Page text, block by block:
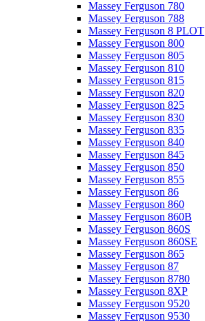
Massey Ferguson 780
Massey Ferguson 788
Massey Ferguson 8 PLOT
Massey Ferguson 800
Massey Ferguson 805
Massey Ferguson 810
Massey Ferguson 815
Massey Ferguson 820
Massey Ferguson 825
Massey Ferguson 830
Massey Ferguson 835
Massey Ferguson 840
Massey Ferguson 845
Massey Ferguson 850
Massey Ferguson 855
Massey Ferguson 86
Massey Ferguson 860
Massey Ferguson 860B
Massey Ferguson 860S
Massey Ferguson 860SE
Massey Ferguson 865
Massey Ferguson 87
Massey Ferguson 8780
Massey Ferguson 8XP
Massey Ferguson 9520
Massey Ferguson 9530